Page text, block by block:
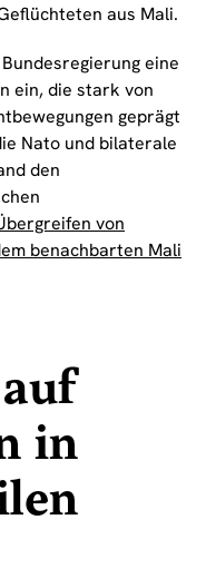
aus Mali.
eine
ein, die stark von
geprägt
Nato und bilaterale
den
von
benachbarten Mali
in